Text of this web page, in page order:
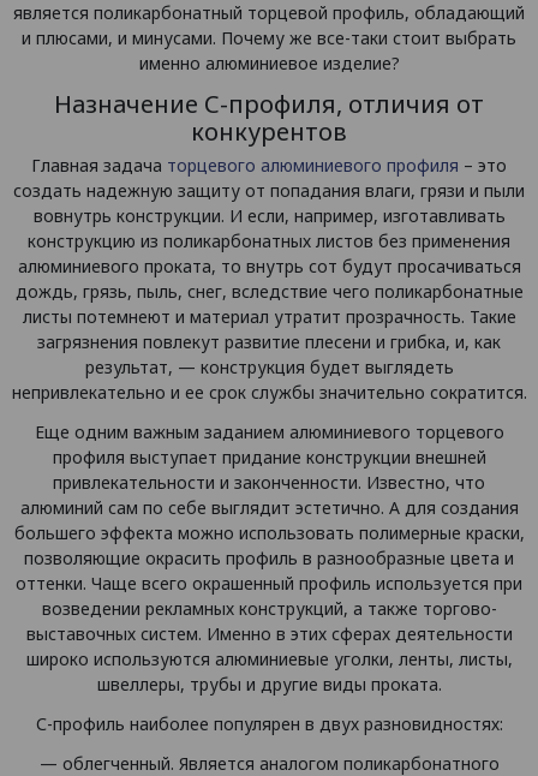
является поликарбонатный торцевой профиль, обладающий
и плюсами, и минусами. Почему же все-таки стоит выбрать
именно алюминиевое изделие?
Назначение С-профиля, отличия от
конкурентов
Главная задача торцевого алюминиевого профиля – это
создать надежную защиту от попадания влаги, грязи и пыли
вовнутрь конструкции. И если, например, изготавливать
конструкцию из поликарбонатных листов без применения
алюминиевого проката, то внутрь сот будут просачиваться
дождь, грязь, пыль, снег, вследствие чего поликарбонатные
листы потемнеют и материал утратит прозрачность. Такие
загрязнения повлекут развитие плесени и грибка, и, как
результат, — конструкция будет выглядеть
непривлекательно и ее срок службы значительно сократится.
Еще одним важным заданием алюминиевого торцевого
профиля выступает придание конструкции внешней
привлекательности и законченности. Известно, что
алюминий сам по себе выглядит эстетично. А для создания
большего эффекта можно использовать полимерные краски,
позволяющие окрасить профиль в разнообразные цвета и
оттенки. Чаще всего окрашенный профиль используется при
возведении рекламных конструкций, а также торгово-
выставочных систем. Именно в этих сферах деятельности
широко используются алюминиевые уголки, ленты, листы,
швеллеры, трубы и другие виды проката.
С-профиль наиболее популярен в двух разновидностях:
— облегченный. Является аналогом поликарбонатного